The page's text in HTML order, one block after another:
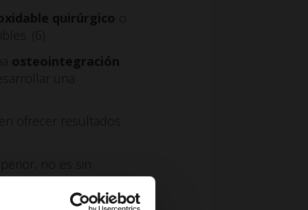
quirúrgico
(6)
osteointegración
una
ofrecer resultados
no es sin
de la mayoría
en la interfaz del